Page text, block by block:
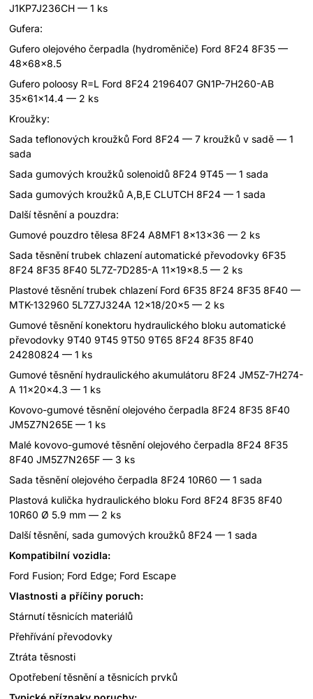
J1KP7J236CH — 1 ks
Gufera:
Gufero olejového čerpadla (hydroměniče) Ford 8F24 8F35 —
48x68x8.5
Gufero poloosy R=L Ford 8F24 2196407 GN1P-7H260-AB
35x61x14.4 — 2 ks
Kroužky:
Sada teflonových kroužků Ford 8F24 — 7 kroužků v sadě — 1
sada
Sada gumových kroužků solenoidů 8F24 9T45 — 1 sada
Sada gumových kroužků A,B,E CLUTCH 8F24 — 1 sada
Další těsnění a pouzdra:
Gumové pouzdro tělesa 8F24 A8MF1 8x13x36 — 2 ks
Sada těsnění trubek chlazení automatické převodovky 6F35
8F24 8F35 8F40 5L7Z-7D285-A 11x19x8.5 — 2 ks
Plastové těsnění trubek chlazení Ford 6F35 8F24 8F35 8F40 —
MTK-132960 5L7Z7J324A 12x18/20x5 — 2 ks
Gumové těsnění konektoru hydraulického bloku automatické
převodovky 9T40 9T45 9T50 9T65 8F24 8F35 8F40
24280824 — 1 ks
Gumové těsnění hydraulického akumulátoru 8F24 JM5Z-7H274-
A 11x20x4.3 — 1 ks
Kovovo-gumové těsnění olejového čerpadla 8F24 8F35 8F40
JM5Z7N265E — 1 ks
Malé kovovo-gumové těsnění olejového čerpadla 8F24 8F35
8F40 JM5Z7N265F — 3 ks
Sada těsnění olejového čerpadla 8F24 10R60 — 1 sada
Plastová kulička hydraulického bloku Ford 8F24 8F35 8F40
10R60 Ø 5.9 mm — 2 ks
Další těsnění, sada gumových kroužků 8F24 — 1 sada
Kompatibilní vozidla:
Ford Fusion; Ford Edge; Ford Escape
Vlastnosti a příčiny poruch:
Stárnutí těsnicích materiálů
Přehřívání převodovky
Ztráta těsnosti
Opotřebení těsnění a těsnicích prvků